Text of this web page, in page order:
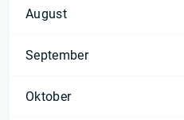
August
September
Oktober